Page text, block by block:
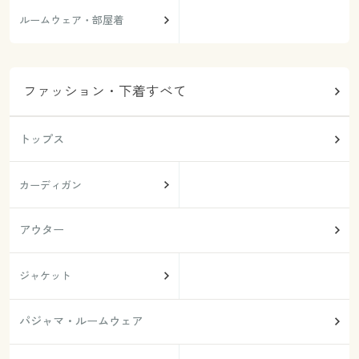
ルームウェア・部屋着
ファッション・下着すべて
トップス
カーディガン
アウター
ジャケット
パジャマ・ルームウェア